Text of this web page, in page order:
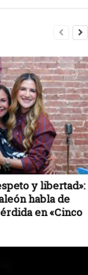
y libertad»:
habla de
en «Cinco